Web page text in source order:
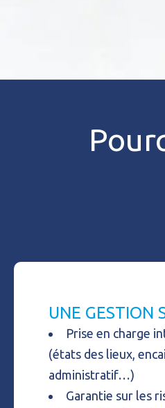
UNE GESTION
Prise en charge
(états des lieux,
administratif…)
Garantie sur les